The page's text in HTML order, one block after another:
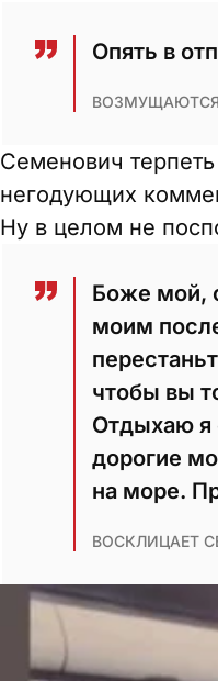
Опять в
Семенович
негодующих
Ну в целом не
Боже мой,
моим
чтобы вы
Отдыхаю я
дорогие
на море.
ВОСКЛИЦАЕТ